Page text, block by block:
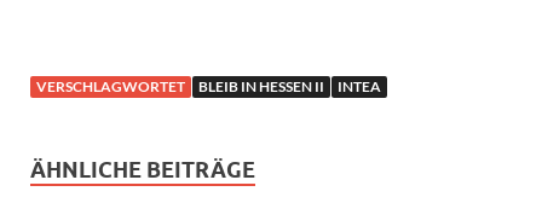
VERSCHLAGWORTET BLEIB IN HESSEN II INTEA
ÄHNLICHE BEITRÄGE